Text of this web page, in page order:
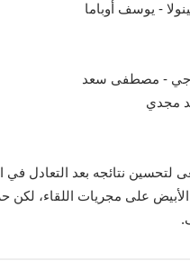
- يوسف أوباما
- مصطفى سعد
مجدي
لتحسين نتائجه بعد
على مجريات اللقاء،